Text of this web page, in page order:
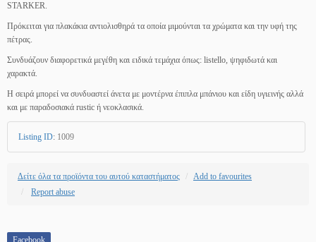
STARKER.
Πρόκειται για πλακάκια αντιολισθηρά τα οποία μιμούνται τα χρώματα και την υφή της
πέτρας.
Συνδυάζουν διαφορετικά μεγέθη και ειδικά τεμάχια όπως: listello, ψηφιδωτά και
χαρακτά.
Η σειρά μπορεί να συνδυαστεί άνετα με μοντέρνα έπιπλα μπάνιου και είδη υγιεινής αλλά
και με παραδοσιακά rustic ή νεοκλασικά.
Listing ID: 1009
Δείτε όλα τα προϊόντα του αυτού καταστήματος
Add to favourites
Report abuse
Facebook